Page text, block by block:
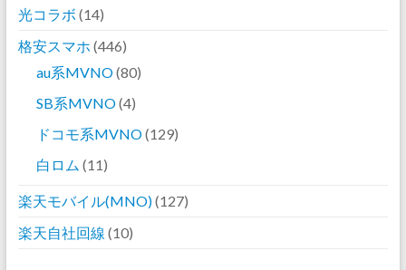
光コラボ (14)
格安スマホ (446)
au系MVNO(80)
SB系MVNO(4)
ドコモ系MVNO(129)
白ロム (11)
楽天モバイル(MNO)(127)
楽天自社回線 (10)